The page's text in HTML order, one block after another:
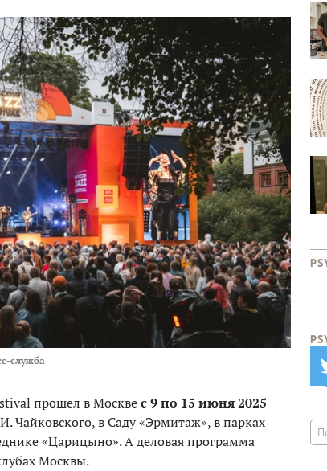
служба
прошел в Москвес 9 по 15 июня 2025
Чайковского, в Саду «Эрмитаж», в парках
«Царицыно». А деловая программа
Москвы.